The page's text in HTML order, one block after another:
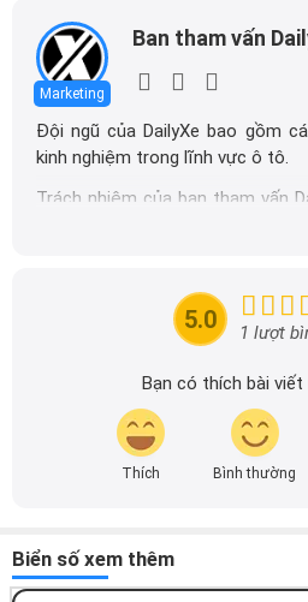
Marketing
Ban tham vấn
Đội ngũ của DailyXe bao gồm
kinh nghiệm trong lĩnh vực ô tô.
Trách nhiệm của ban tham vấn
tin chính xác được đăng tải
tin nhanh chóng và dễ dàng hơn.
5.0 1 lượt
Bạn có thích bài viết
Thích Bình thường
Biển số xem thêm